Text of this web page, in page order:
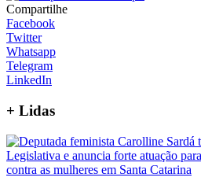
Compartilhe
Facebook
Twitter
Whatsapp
Telegram
LinkedIn
+ Lidas